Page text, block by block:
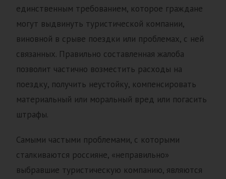
единственным требованием, которое граждане
могут выдвинуть туристической компании,
виновной в срыве поездки или проблемах, с ней
связанных. Правильно составленная жалоба
позволит частично возместить расходы на
поездку, получить неустойку, компенсировать
материальный или моральный вред или погасить
штрафы.
Самыми частыми проблемами, с которыми
сталкиваются россияне, «неправильно»
выбравшие туристическую компанию, являются